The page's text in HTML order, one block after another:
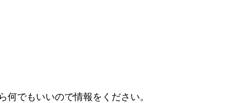
でもいいので情報をください。